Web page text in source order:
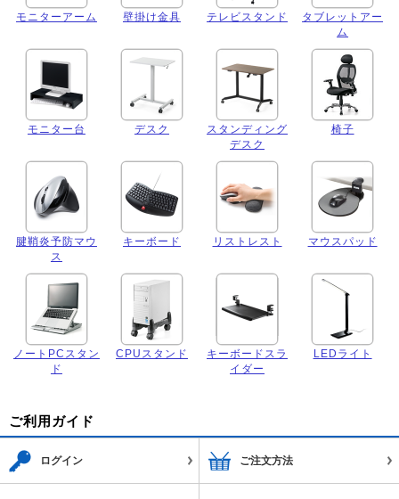
モニターアーム 壁掛け金具 テレビスタンド
タブレットアー
ム
モニター台 デスク
スタンディング
デスク
椅子
腱鞘炎予防マウ
ス
キーボード リストレスト マウスパッド
ノートPCスタン
ド
CPUスタンド
キーボードスラ
イダー
LEDライト
ご利用ガイド
ログイン ご注文方法